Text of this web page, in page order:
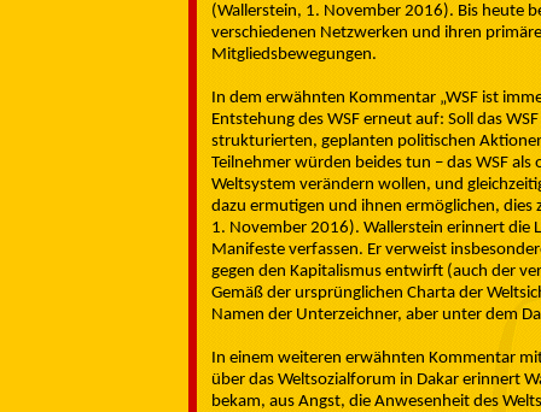
(Wallerstein, 1. November 2016). Bis heute
verschiedenen Netzwerken und ihren
Mitgliedsbewegungen.
In dem erwähnten Kommentar „WSF ist
Entstehung des WSF erneut auf: Soll das
strukturierten, geplanten politischen
Teilnehmer würden beides tun – das WSF
Weltsystem verändern wollen, und
dazu ermutigen und ihnen ermöglichen, dies
1. November 2016). Wallerstein erinnert die
Manifeste verfassen. Er verweist
gegen den Kapitalismus entwirft (auch der
Gemäß der ursprünglichen Charta der
Namen der Unterzeichner, aber unter dem
In einem weiteren erwähnten Kommentar
über das Weltsozialforum in Dakar erinnert
bekam, aus Angst, die Anwesenheit des